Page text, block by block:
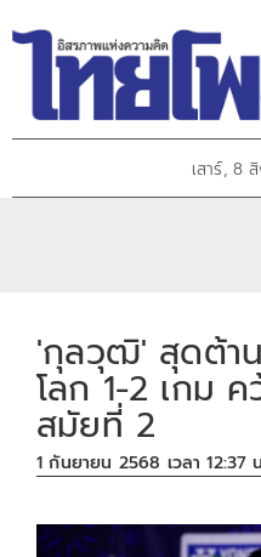
เสาร์, 8
'กุลวุฒิ' สุดต้า
โลก 1-2 เกม
สมัยที่ 2
1 กันยายน 2568 เวลา 12:37